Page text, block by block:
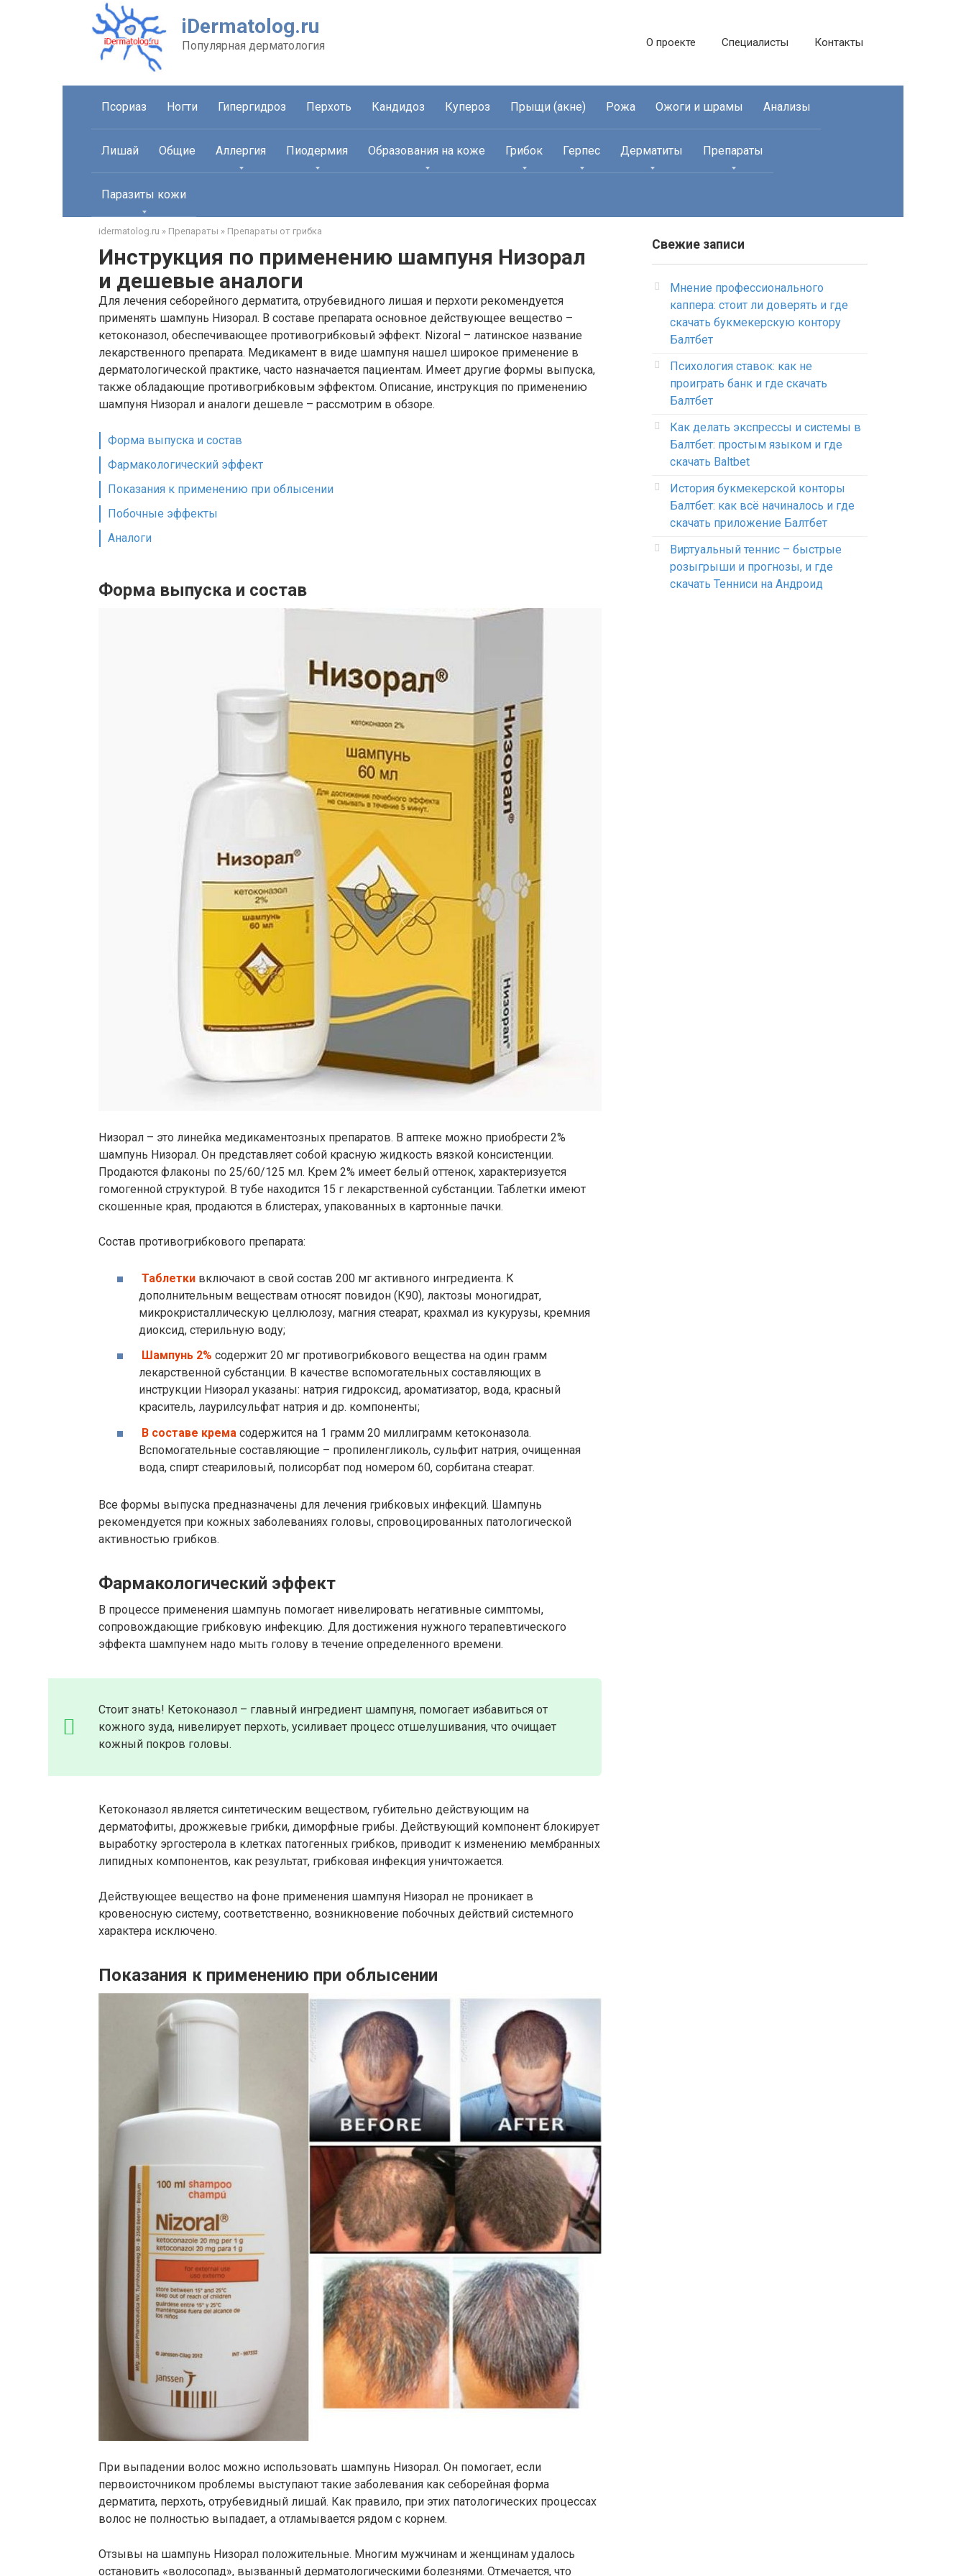
iDermatolog.ru
Популярная дерматология О проекте Специалисты Контакты
Псориаз Ногти Гипергидроз Перхоть Кандидоз Купероз Прыщи (акне) Рожа Ожоги и шрамы Анализы
Лишай Общие Аллергия Пиодермия Образования на коже Грибок Герпес Дерматиты Препараты
Паразиты кожи
idermatolog.ru » Препараты » Препараты от грибка
Инструкция по применению шампуня Низорал
и дешевые аналоги
Для лечения себорейного дерматита, отрубевидного лишая и перхоти рекомендуется
применять шампунь Низорал. В составе препарата основное действующее вещество –
кетоконазол, обеспечивающее противогрибковый эффект. Nizoral – латинское название
лекарственного препарата. Медикамент в виде шампуня нашел широкое применение в
дерматологической практике, часто назначается пациентам. Имеет другие формы выпуска,
также обладающие противогрибковым эффектом. Описание, инструкция по применению
шампуня Низорал и аналоги дешевле – рассмотрим в обзоре.
Форма выпуска и состав
Фармакологический эффект
Показания к применению при облысении
Побочные эффекты
Аналоги
Форма выпуска и состав
Низорал – это линейка медикаментозных препаратов. В аптеке можно приобрести 2%
шампунь Низорал. Он представляет собой красную жидкость вязкой консистенции.
Продаются флаконы по 25/60/125 мл. Крем 2% имеет белый оттенок, характеризуется
гомогенной структурой. В тубе находится 15 г лекарственной субстанции. Таблетки имеют
скошенные края, продаются в блистерах, упакованных в картонные пачки.
Состав противогрибкового препарата:
Таблетки включают в свой состав 200 мг активного ингредиента. К
дополнительным веществам относят повидон (К90), лактозы моногидрат,
микрокристаллическую целлюлозу, магния стеарат, крахмал из кукурузы, кремния
диоксид, стерильную воду;
Шампунь 2% содержит 20 мг противогрибкового вещества на один грамм
лекарственной субстанции. В качестве вспомогательных составляющих в
инструкции Низорал указаны: натрия гидроксид, ароматизатор, вода, красный
краситель, лаурилсульфат натрия и др. компоненты;
В составе крема содержится на 1 грамм 20 миллиграмм кетоконазола.
Вспомогательные составляющие – пропиленгликоль, сульфит натрия, очищенная
вода, спирт стеариловый, полисорбат под номером 60, сорбитана стеарат.
Все формы выпуска предназначены для лечения грибковых инфекций. Шампунь
рекомендуется при кожных заболеваниях головы, спровоцированных патологической
активностью грибков.
Фармакологический эффект
В процессе применения шампунь помогает нивелировать негативные симптомы,
сопровождающие грибковую инфекцию. Для достижения нужного терапевтического
эффекта шампунем надо мыть голову в течение определенного времени.
Стоит знать! Кетоконазол – главный ингредиент шампуня, помогает избавиться от
кожного зуда, нивелирует перхоть, усиливает процесс отшелушивания, что очищает
кожный покров головы.
Кетоконазол является синтетическим веществом, губительно действующим на
дерматофиты, дрожжевые грибки, диморфные грибы. Действующий компонент блокирует
выработку эргостерола в клетках патогенных грибков, приводит к изменению мембранных
липидных компонентов, как результат, грибковая инфекция уничтожается.
Действующее вещество на фоне применения шампуня Низорал не проникает в
кровеносную систему, соответственно, возникновение побочных действий системного
характера исключено.
Показания к применению при облысении
При выпадении волос можно использовать шампунь Низорал. Он помогает, если
первоисточником проблемы выступают такие заболевания как себорейная форма
дерматита, перхоть, отрубевидный лишай. Как правило, при этих патологических процессах
волос не полностью выпадает, а отламывается рядом с корнем.
Отзывы на шампунь Низорал положительные. Многим мужчинам и женщинам удалось
остановить «волосопад», вызванный дерматологическими болезнями. Отмечается, что
Свежие записи
Мнение профессионального
каппера: стоит ли доверять и где
скачать букмекерскую контору
Балтбет
Психология ставок: как не
проиграть банк и где скачать
Балтбет
Как делать экспрессы и системы в
Балтбет: простым языком и где
скачать Baltbet
История букмекерской конторы
Балтбет: как всё начиналось и где
скачать приложение Балтбет
Виртуальный теннис – быстрые
розыгрыши и прогнозы, и где
скачать Тенниси на Андроид